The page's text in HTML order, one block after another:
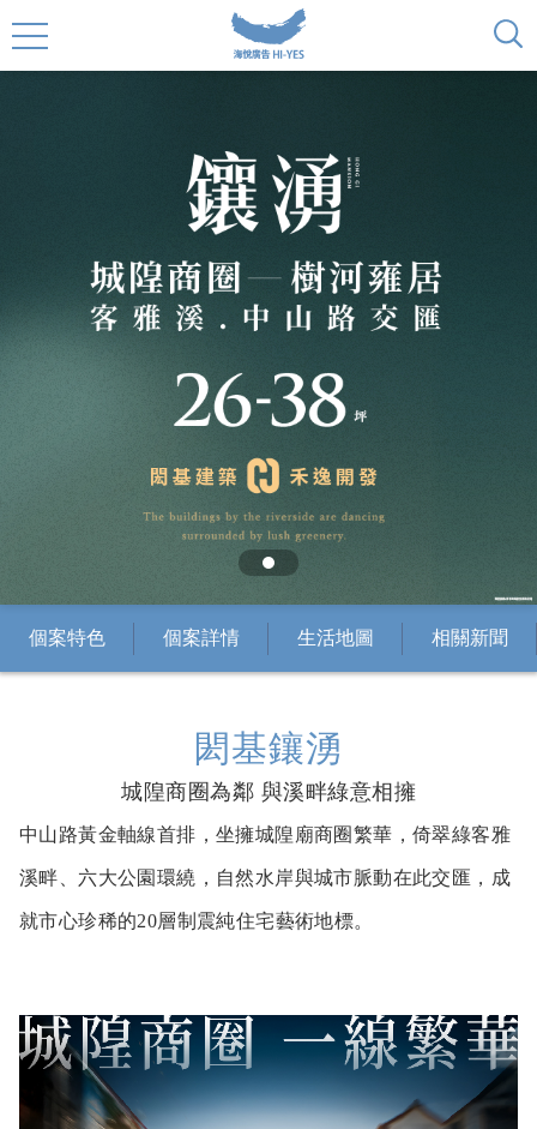
個案特色 個案詳情 生活地圖 相關新聞
閎基鑲湧
城隍商圈為鄰 與溪畔綠意相擁
中山路黃金軸線首排，坐擁城隍廟商圈繁華，倚翠綠客雅
溪畔、六大公園環繞，自然水岸與城市脈動在此交匯，成
就市心珍稀的20層制震純住宅藝術地標。